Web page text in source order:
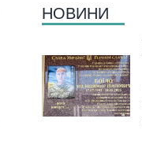
НОВИНИ